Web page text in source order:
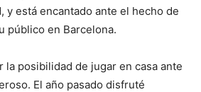
y está encantado ante el hecho de
público en Barcelona.
la posibilidad de jugar en casa ante
El año pasado disfruté